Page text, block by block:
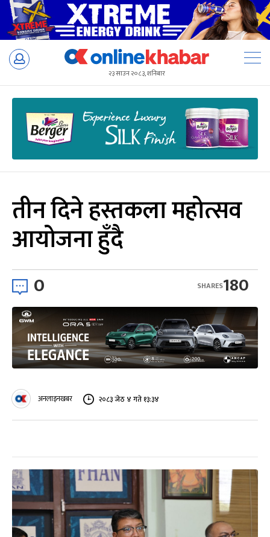
Skip
२३ साउन २०८३, शनिबार
तीन दिने हस्तकला महोत्सव
आयोजना हुँदै
0 180
SHARES
अनलाइनखबर २०८३ जेठ ४ गते १३:३४